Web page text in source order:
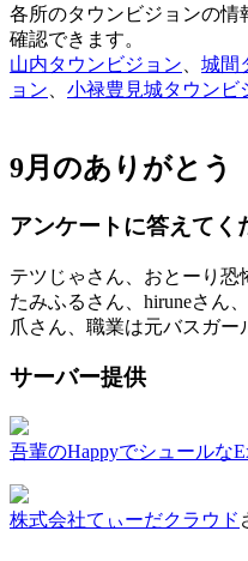
各所のタウンビジョンの情
確認できます。
山内タウンビジョン
城間
ョン
小禄豊見城タウンビ
9月のありがとう
アンケートに答えてく
テツじゃさん、おとーり恐
たみふるさん、hiruneさん
爪さん、職業は元バスガー
サーバー提供
吾輩のHappyでシュールな
株式会社てぃーだクラウド